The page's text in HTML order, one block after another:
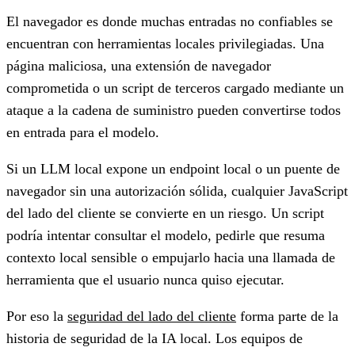
El navegador es donde muchas entradas no confiables se
encuentran con herramientas locales privilegiadas. Una
página maliciosa, una extensión de navegador
comprometida o un script de terceros cargado mediante un
ataque a la cadena de suministro pueden convertirse todos
en entrada para el modelo.
Si un LLM local expone un endpoint local o un puente de
navegador sin una autorización sólida, cualquier JavaScript
del lado del cliente se convierte en un riesgo. Un script
podría intentar consultar el modelo, pedirle que resuma
contexto local sensible o empujarlo hacia una llamada de
herramienta que el usuario nunca quiso ejecutar.
Por eso la seguridad del lado del cliente forma parte de la
historia de seguridad de la IA local. Los equipos de